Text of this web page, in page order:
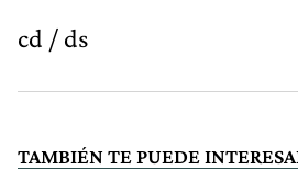
cd / ds
TAMBIÉN TE PUEDE